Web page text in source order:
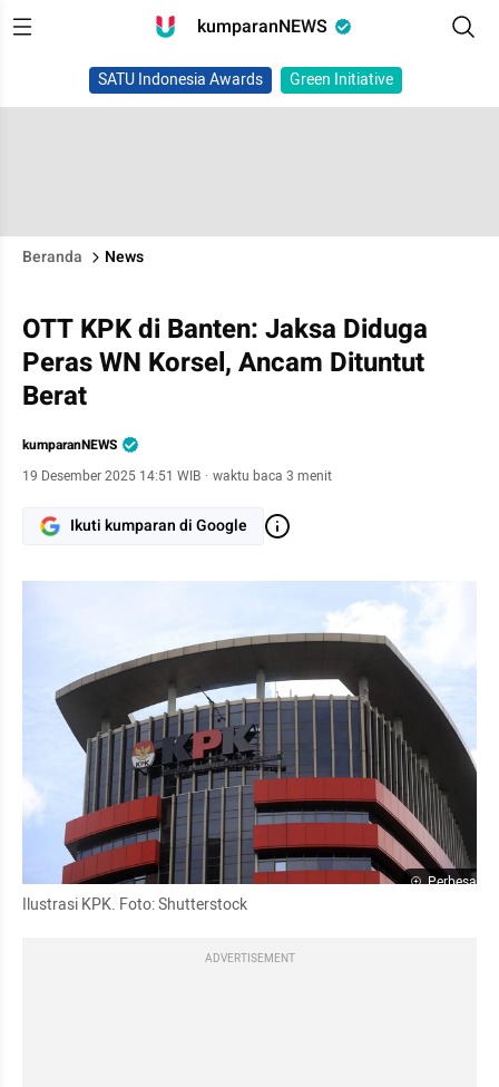
kumparanNEWS
SATU Indonesia Awards Green Initiative
Beranda News
OTT KPK di Banten: Jaksa Diduga
Peras WN Korsel, Ancam Dituntut
Berat
kumparanNEWS
19 Desember 2025 14:51 WIB · waktu baca 3 menit
Ikuti kumparan di Google
Perbesar
Ilustrasi KPK. Foto: Shutterstock
ADVERTISEMENT